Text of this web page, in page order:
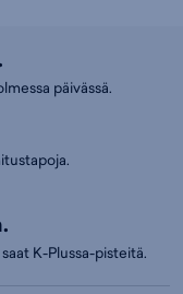
päivässä.
K-Plussa-pisteitä.